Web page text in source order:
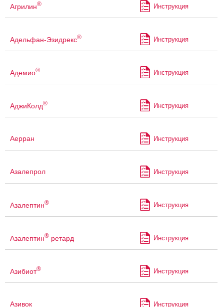
Агрилин® Инструкция
Адельфан-Эзидрекс® Инструкция
Адемио® Инструкция
АджиКолд® Инструкция
Аерран Инструкция
Азалепрол Инструкция
Азалептин® Инструкция
Азалептин® ретард Инструкция
Азибиот® Инструкция
Азивок Инструкция